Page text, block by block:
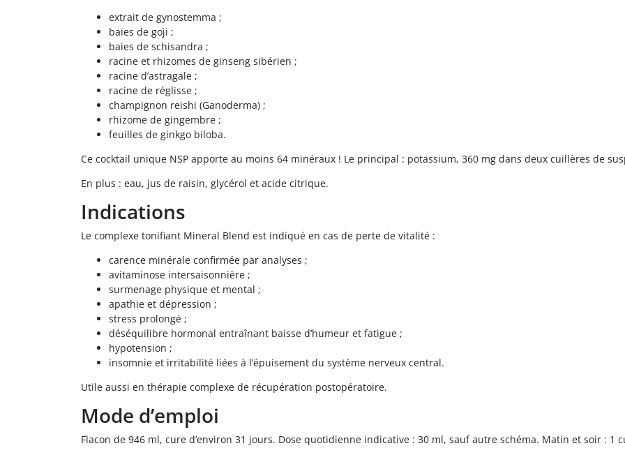
extrait de gynostemma ;
baies de goji ;
baies de schisandra ;
racine et rhizomes de ginseng sibérien ;
racine d’astragale ;
racine de réglisse ;
champignon reishi (Ganoderma) ;
rhizome de gingembre ;
feuilles de ginkgo biloba.
Ce cocktail unique NSP apporte au moins 64 minéraux ! Le principal : potassium, 360 mg dans deux cuillères de
En plus : eau, jus de raisin, glycérol et acide citrique.
Indications
Le complexe tonifiant Mineral Blend est indiqué en cas de perte de vitalité :
carence minérale confirmée par analyses ;
avitaminose intersaisonnière ;
surmenage physique et mental ;
apathie et dépression ;
stress prolongé ;
déséquilibre hormonal entraînant baisse d’humeur et fatigue ;
hypotension ;
insomnie et irritabilité liées à l’épuisement du système nerveux central.
Utile aussi en thérapie complexe de récupération postopératoire.
Mode d’emploi
Flacon de 946 ml, cure d’environ 31 jours. Dose quotidienne indicative : 30 ml, sauf autre schéma. Matin et soir : 1